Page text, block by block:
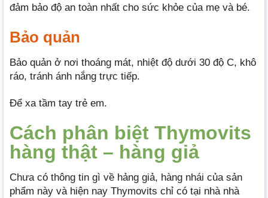
đảm bảo độ an toàn nhất cho sức khỏe của mẹ và bé.
Bảo quản
Bảo quản ở nơi thoáng mát, nhiệt độ dưới 30 độ C, khô
ráo, tránh ánh nắng trực tiếp.
Để xa tầm tay trẻ em.
Cách phân biệt Thymovits
hàng thật – hàng giả
Chưa có thông tin gì về hảng giả, hàng nhái của sản
phẩm này và hiện nay Thymovits chỉ có tại nhà nhà